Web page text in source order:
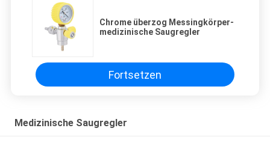
Chrome überzog Messingkörper-
medizinische Saugregler
Fortsetzen
Medizinische Saugregler